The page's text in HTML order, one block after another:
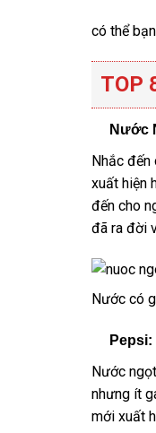
có thể
TOP
Nước
Nhắc đến
xuất hiện
đến cho
đã ra đời
Nước có
Nước
nhưng ít
mới xuất